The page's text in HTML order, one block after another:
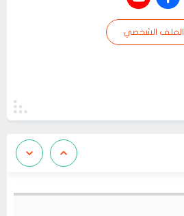
الملف الشخصي